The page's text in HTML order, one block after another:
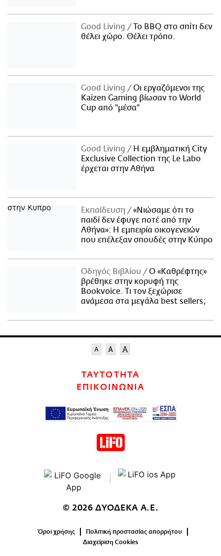
Good Living
Το BBQ στο σπίτι δεν
θέλει χώρο. Θέλει τρόπο.
Good Living
Οι εργαζόμενοι της
Kaizen Gaming βίωσαν το World
Cup από "μέσα"
Good Living
Η εμβληματική City
Exclusive Collection της Le Labo
έρχεται στην Αθήνα
Εκπαίδευση
«Νιώσαμε ότι το
παιδί δεν έφυγε ποτέ από την
Αθήνα»: Η εμπειρία οικογενειών
που επέλεξαν σπουδές στην Κύπρο
Οδηγός Βιβλίου
Ο «Καθρέφτης»
βρέθηκε στην κορυφή της
Bookvoice. Τι τον ξεχώρισε
ανάμεσα στα μεγάλα best sellers;
ΤΑΥΤΟΤΗΤΑ
ΕΠΙΚΟΙΝΩΝΙΑ
© 2026 ΔΥΟΔΕΚΑ Α.Ε.
Όροι χρήσης
Πολιτική προστασίας απορρήτου
Διαχείριση Cookies